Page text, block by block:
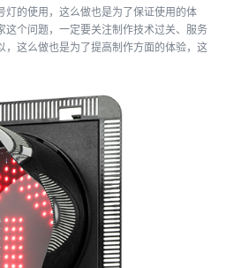
的使用，这么做也是为了保证使用的体
这个问题，一定要关注制作技术过关、服务
，这么做也是为了提高制作方面的体验，这